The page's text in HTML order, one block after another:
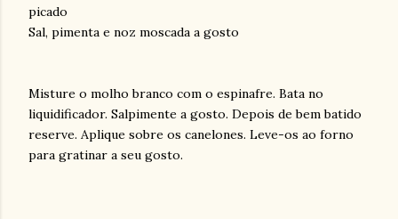
picado
Sal, pimenta e noz moscada a gosto
Misture o molho branco com o espinafre. Bata no
liquidificador. Salpimente a gosto. Depois de bem batido
reserve. Aplique sobre os canelones. Leve-os ao forno
para gratinar a seu gosto.